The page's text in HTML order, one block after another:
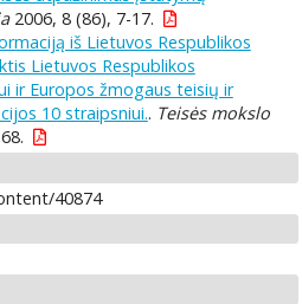
2006, 8 (86), 7-17.
iš Lietuvos Respublikos
Lietuvos Respublikos
ir Europos žmogaus teisių ir
10 straipsniui.. Teisės mokslo
40874